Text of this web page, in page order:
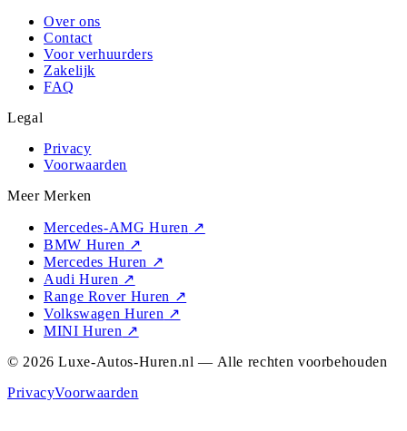
Over ons
Contact
Voor verhuurders
Zakelijk
FAQ
Legal
Privacy
Voorwaarden
Meer Merken
Mercedes-AMG Huren ↗
BMW Huren ↗
Mercedes Huren ↗
Audi Huren ↗
Range Rover Huren ↗
Volkswagen Huren ↗
MINI Huren ↗
© 2026 Luxe-Autos-Huren.nl — Alle rechten voorbehouden
PrivacyVoorwaarden